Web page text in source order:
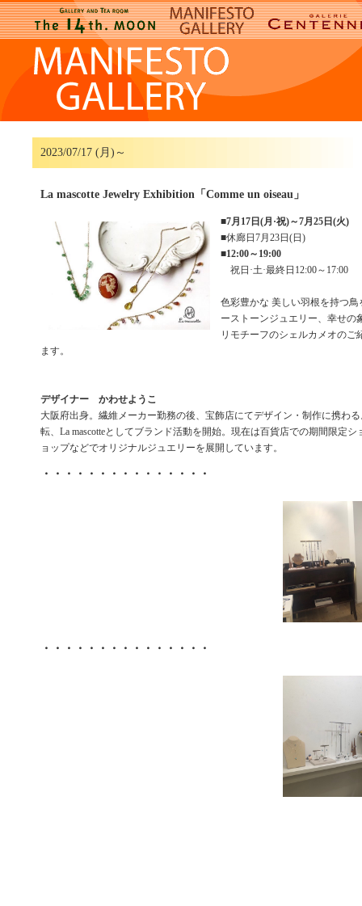
2023/07/17 (月)～
La mascotte Jewelry Exhibition「Comme un oiseau」
■7月17日(月·祝)～7月25日(火)
■休廊日7月23日(日)
■12:00～19:00
祝日·土·最終日12:00～17:00
色彩豊かな 美しい羽根を持つ
ーストーンジュエリー、幸せの
リモチーフのシェルカメオのご
ます。
デザイナー かわせようこ
大阪府出身。繊維メーカー勤務の後、宝飾店にてデザイン・制作に携わ
転、La mascotteとしてブランド活動を開始。現在は百貨店での期間限定
ョップなどでオリジナルジュエリーを展開しています。
・・・・・・・・・・・・・・・
・・・・・・・・・・・・・・・